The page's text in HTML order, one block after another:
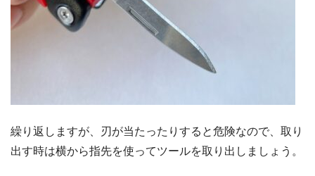
繰り返しますが、刃が当たったりすると危険なので、取り
出す時は横から指先を使ってツールを取り出しましょう。